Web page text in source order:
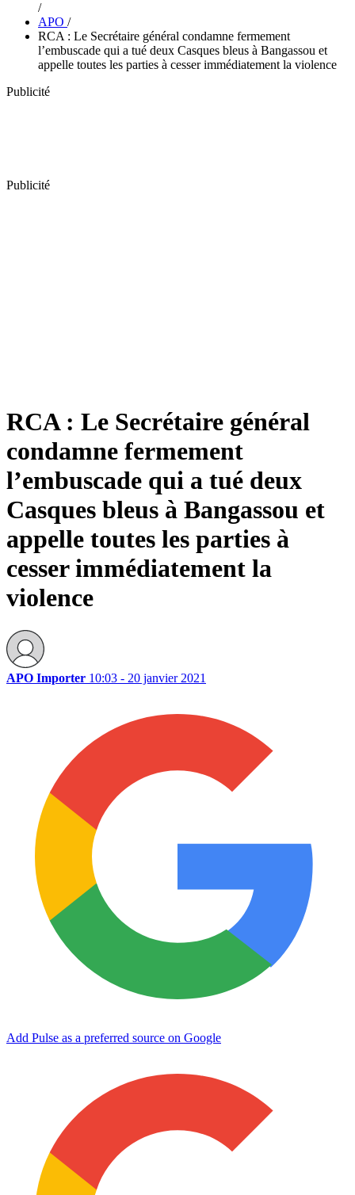
/
APO /
RCA : Le Secrétaire général condamne fermement
l’embuscade qui a tué deux Casques bleus à Bangassou et
appelle toutes les parties à cesser immédiatement la violence
Publicité
Publicité
RCA : Le Secrétaire général
condamne fermement
l’embuscade qui a tué deux
Casques bleus à Bangassou et
appelle toutes les parties à
cesser immédiatement la
violence
APO Importer 10:03 - 20 janvier 2021
Add Pulse as a preferred source on Google